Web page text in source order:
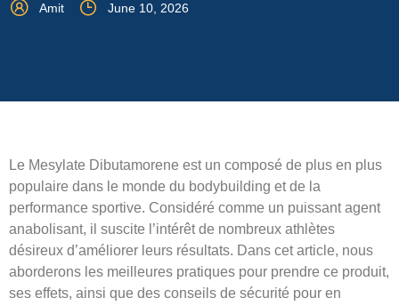
Amit June 10, 2026
Le Mesylate Dibutamorene est un composé de plus en plus
populaire dans le monde du bodybuilding et de la
performance sportive. Considéré comme un puissant agent
anabolisant, il suscite l’intérêt de nombreux athlètes
désireux d’améliorer leurs résultats. Dans cet article, nous
aborderons les meilleures pratiques pour prendre ce produit,
ses effets, ainsi que des conseils de sécurité pour en